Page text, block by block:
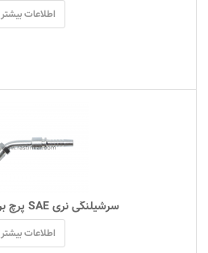
اطلاعات بیشتر
سرشیلنگی نری SAE پرچ برعکس نیم خم
اطلاعات بیشتر